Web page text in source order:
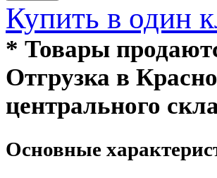
Купить в один
* Товары
Отгрузка в
центрального
Основные